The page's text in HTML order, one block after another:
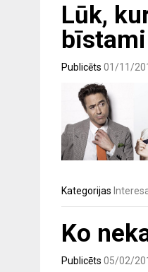
Lūk,
Publicēts 01/11/
Kategorijas
Ko
Publicēts 05/02/